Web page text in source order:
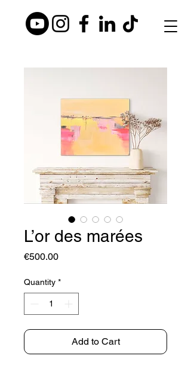
L’or des marées
€500.00Price
Quantity *
Add to Cart